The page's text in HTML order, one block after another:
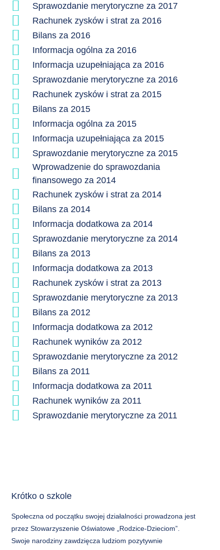
Sprawozdanie merytoryczne za 2017
Rachunek zysków i strat za 2016
Bilans za 2016
Informacja ogólna za 2016
Informacja uzupełniająca za 2016
Sprawozdanie merytoryczne za 2016
Rachunek zysków i strat za 2015
Bilans za 2015
Informacja ogólna za 2015
Informacja uzupełniająca za 2015
Sprawozdanie merytoryczne za 2015
Wprowadzenie do sprawozdania
finansowego za 2014
Rachunek zysków i strat za 2014
Bilans za 2014
Informacja dodatkowa za 2014
Sprawozdanie merytoryczne za 2014
Bilans za 2013
Informacja dodatkowa za 2013
Rachunek zysków i strat za 2013
Sprawozdanie merytoryczne za 2013
Bilans za 2012
Informacja dodatkowa za 2012
Rachunek wyników za 2012
Sprawozdanie merytoryczne za 2012
Bilans za 2011
Informacja dodatkowa za 2011
Rachunek wyników za 2011
Sprawozdanie merytoryczne za 2011
Krótko o szkole
Społeczna od początku swojej działalności prowadzona jest
przez Stowarzyszenie Oświatowe „Rodzice-Dzieciom”.
Swoje narodziny zawdzięcza ludziom pozytywnie